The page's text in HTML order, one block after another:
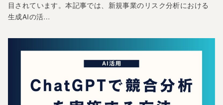
目されています。本記事では、新規事業のリスク分析における
生成AIの活…